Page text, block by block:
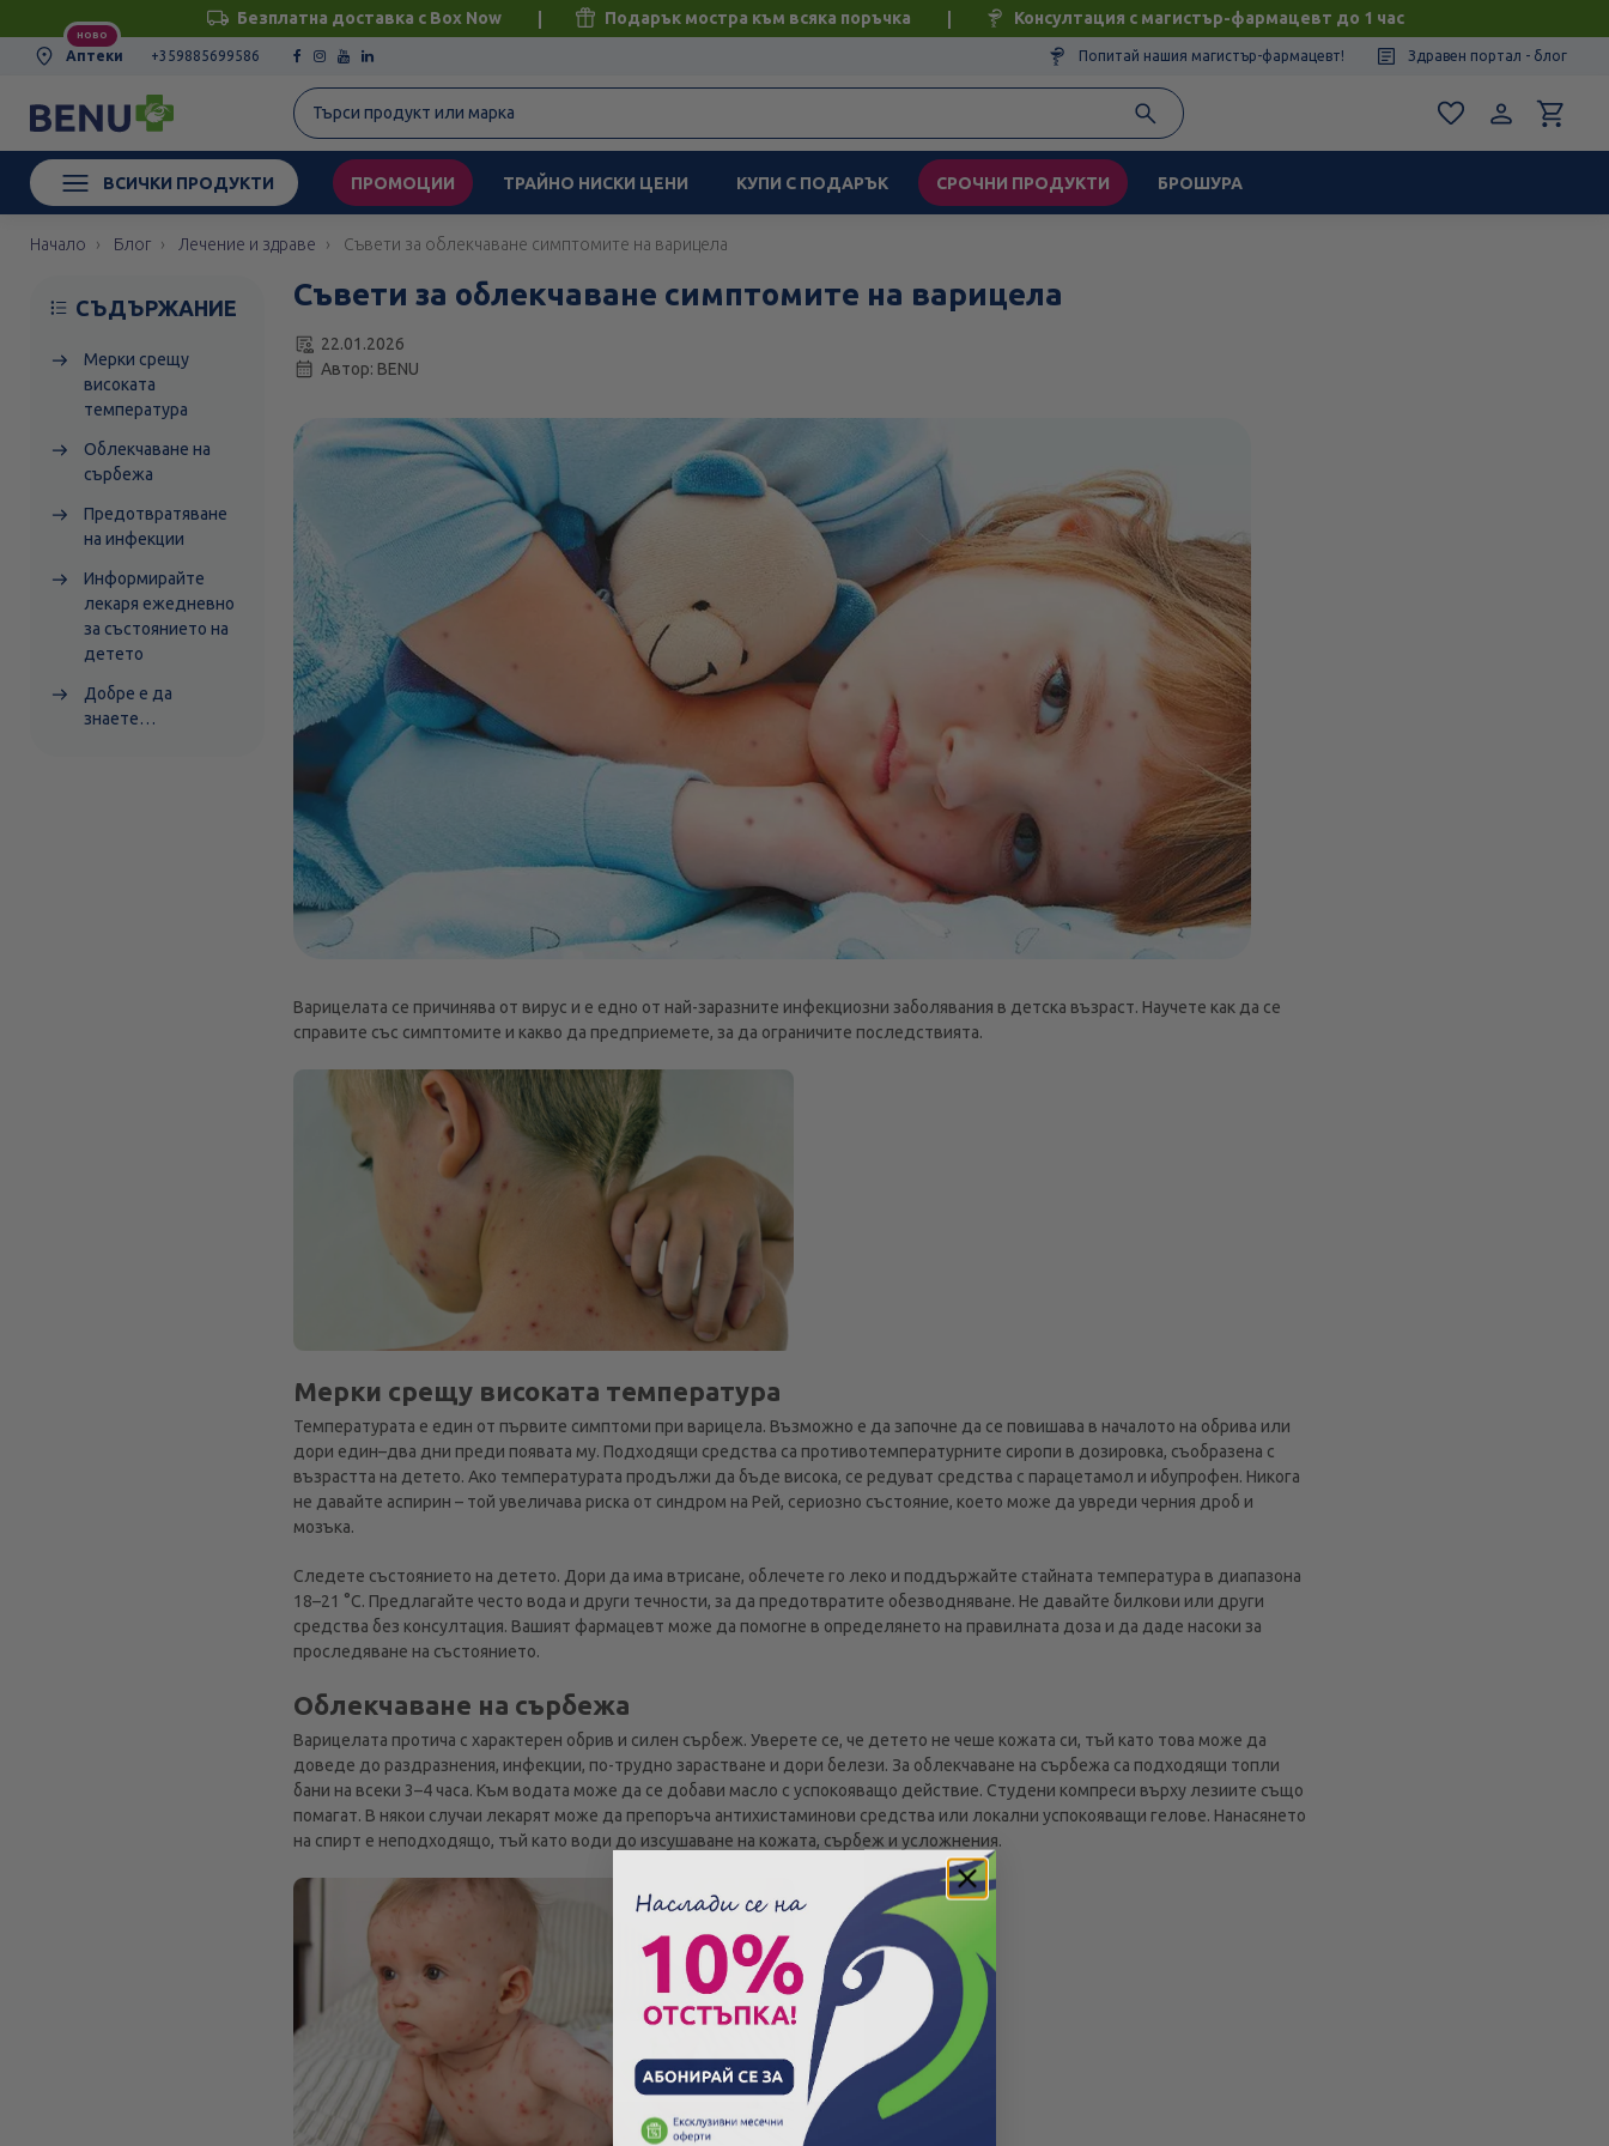
Безплатна доставка с Box Now Подарък мостра към всяка поръчка Консултация с магистър-фармацевт до 1 час
НОВО
Аптеки +359885699586 Попитай нашия магистър-фармацевт! Здравен портал - блог
ВСИЧКИ ПРОДУКТИ ПРОМОЦИИ ТРАЙНО НИСКИ ЦЕНИ КУПИ С ПОДАРЪК СРОЧНИ ПРОДУКТИ БРОШУРА
Начало Блог Лечение и здраве Съвети за облекчаване симптомите на варицела
СЪДЪРЖАНИЕ
Мерки срещу
високата
температура
Облекчаване на
сърбежа
Предотвратяване
на инфекции
Информирайте
лекаря ежедневно
за състоянието на
детето
Добре е да
знаете…
Съвети за облекчаване симптомите на варицела
22.01.2026
Автор: BENU
Варицелата се причинява от вирус и е едно от най-заразните инфекциозни заболявания в детска възраст. Научете как да се
справите със симптомите и какво да предприемете, за да ограничите последствията.
Мерки срещу високата температура
Температурата е един от първите симптоми при варицела. Възможно е да започне да се повишава в началото на обрива или
дори един–два дни преди появата му. Подходящи средства са противотемпературните сиропи в дозировка, съобразена с
възрастта на детето. Ако температурата продължи да бъде висока, се редуват средства с парацетамол и ибупрофен. Никога
не давайте аспирин – той увеличава риска от синдром на Рей, сериозно състояние, което може да увреди черния дроб и
мозъка.
Следете състоянието на детето. Дори да има втрисане, облечете го леко и поддържайте стайната температура в диапазона
18–21 °C. Предлагайте често вода и други течности, за да предотвратите обезводняване. Не давайте билкови или други
средства без консултация. Вашият фармацевт може да помогне в определянето на правилната доза и да даде насоки за
проследяване на състоянието.
Облекчаване на сърбежа
Варицелата протича с характерен обрив и силен сърбеж. Уверете се, че детето не чеше кожата си, тъй като това може да
доведе до раздразнения, инфекции, по-трудно зарастване и дори белези. За облекчаване на сърбежа са подходящи топли
бани на всеки 3–4 часа. Към водата може да се добави масло с успокояващо действие. Студени компреси върху лезиите също
помагат. В някои случаи лекарят може да препоръча антихистаминови средства или локални успокояващи гелове. Нанасянето
на спирт е неподходящо, тъй като води до изсушаване на кожата, сърбеж и усложнения.